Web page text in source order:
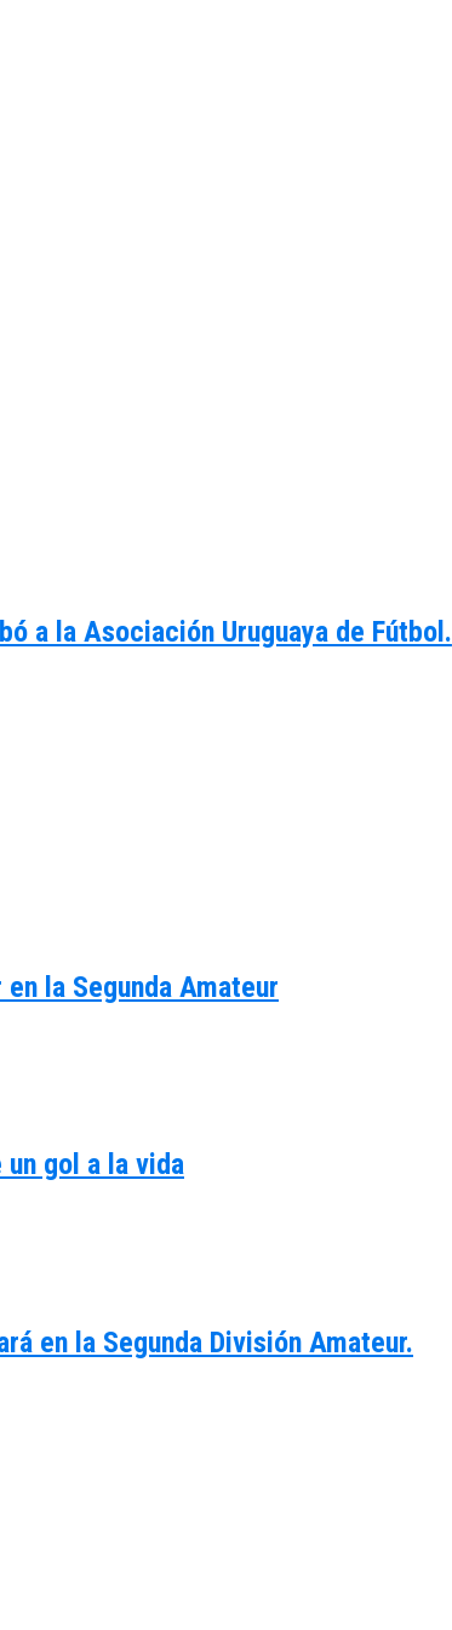
a la Asociación Uruguaya de Fútbol.
la Segunda Amateur
gol a la vida
en la Segunda División Amateur.